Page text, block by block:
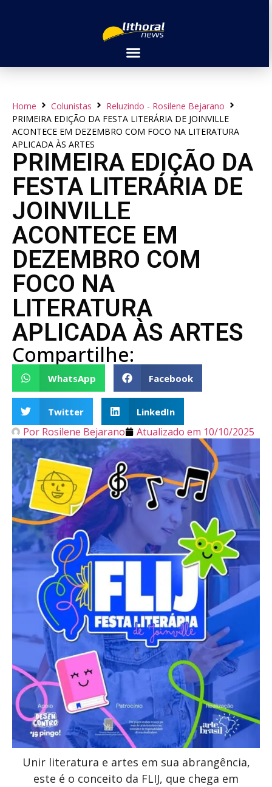
Home Colunistas
Reluzindo - Rosilene Bejarano
PRIMEIRA EDIÇÃO DA FESTA LITERÁRIA DE JOINVILLE
ACONTECE EM DEZEMBRO COM FOCO NA LITERATURA
APLICADA ÀS ARTES
PRIMEIRA EDIÇÃO DA
FESTA LITERÁRIA DE
JOINVILLE
ACONTECE EM
DEZEMBRO COM
FOCO NA
LITERATURA
APLICADA ÀS ARTES
Compartilhe:
WhatsApp Facebook
Twitter LinkedIn
Por Rosilene Bejarano Atualizado em 10/10/2025
Unir literatura e artes em sua abrangência,
este é o conceito da FLIJ, que chega em